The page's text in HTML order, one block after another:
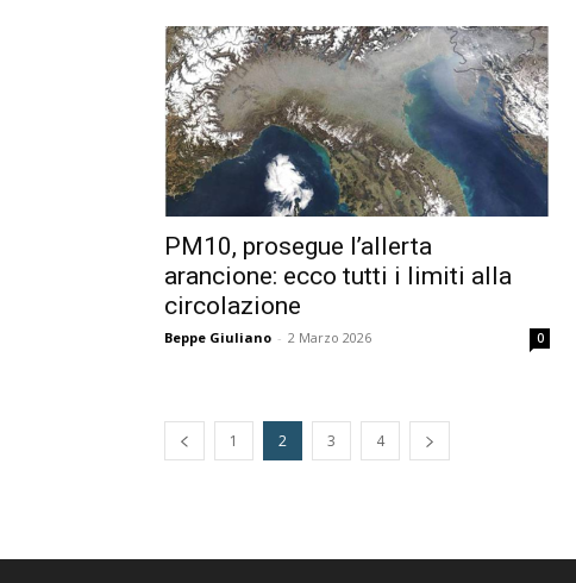
PM10, prosegue l’allerta
arancione: ecco tutti i limiti alla
circolazione
Beppe Giuliano - 2 Marzo 2026 0
1 2 3 4